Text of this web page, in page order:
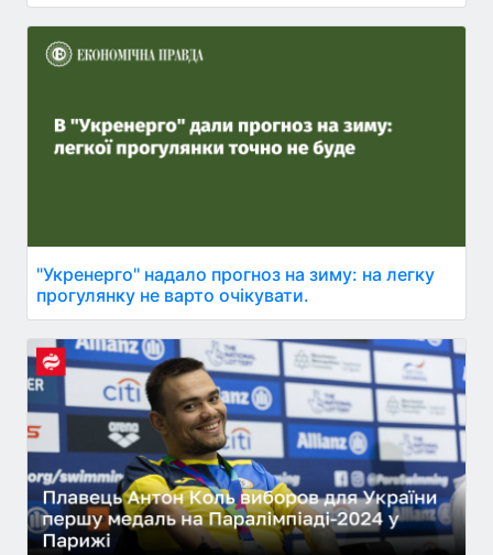
"Укренерго" надало прогноз на зиму: на легку
прогулянку не варто очікувати.